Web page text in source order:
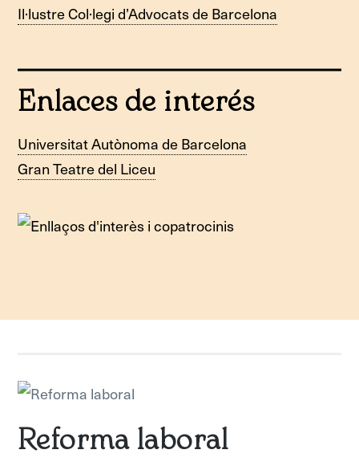
Il·lustre Col·legi d’Advocats de Barcelona
Enlaces de interés
Universitat Autònoma de Barcelona
Gran Teatre del Liceu
Reforma laboral